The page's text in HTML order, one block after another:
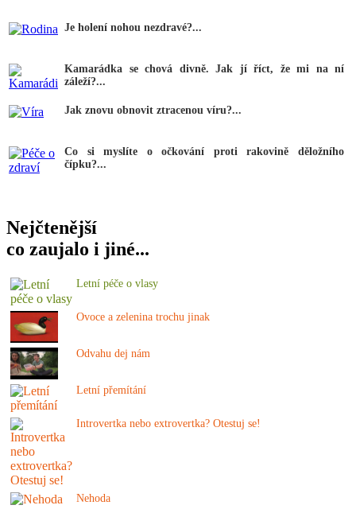
Je holení nohou nezdravé?...
Kamarádka se chová divně. Jak jí říct, že mi na ní
záleží?...
Jak znovu obnovit ztracenou víru?...
Co si myslíte o očkování proti rakovině děložního
čípku?...
Nejčtenější
co zaujalo i jiné...
Letní péče o vlasy
Ovoce a zelenina trochu jinak
Odvahu dej nám
Letní přemítání
Introvertka nebo extrovertka? Otestuj se!
Nehoda